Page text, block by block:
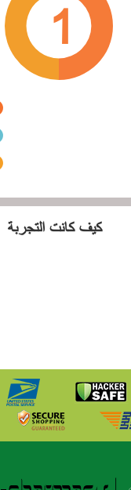
1
كيف كانت التجربة